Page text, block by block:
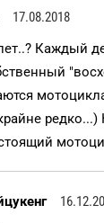
17.08.2018
Каждый